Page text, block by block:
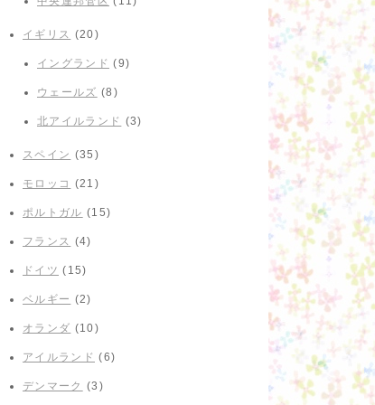
イギリス (20)
イングランド (9)
ウェールズ (8)
北アイルランド (3)
スペイン (35)
モロッコ (21)
ポルトガル (15)
フランス (4)
ドイツ (15)
ベルギー (2)
オランダ (10)
アイルランド (6)
デンマーク (3)